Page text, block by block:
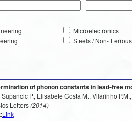
Microelectronics
Steels / Non-
of phonon constants in lead-free
P., Elisabete Costa M., Vilarinho
Letters(2014)
Link